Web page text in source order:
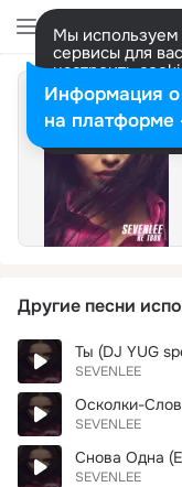
Мы используем
сервисы для
настроить
представитель.
Разрешить все
Другие песни
Ты (DJ YUG
SEVENLEE
Осколки-
SEVENLEE
Снова Одна
SEVENLEE
Информация о
на платформе